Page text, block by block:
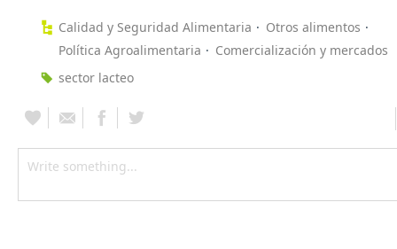
Calidad y Seguridad Alimentaria
Otros alimentos
Política Agroalimentaria
Comercialización y mercados
sector lacteo